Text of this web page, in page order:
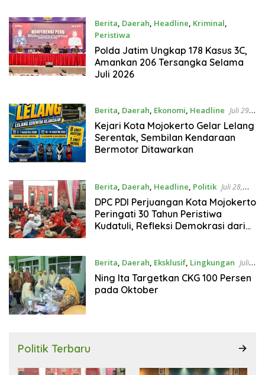
Berita, Daerah, Headline, Kriminal,
Peristiwa
Agustus 1, 2026
Polda Jatim Ungkap 178 Kasus 3C,
Amankan 206 Tersangka Selama
Juli 2026
Berita, Daerah, Ekonomi, Headline Juli 29,
2026
Kejari Kota Mojokerto Gelar Lelang
Serentak, Sembilan Kendaraan
Bermotor Ditawarkan
Berita, Daerah, Headline, Politik Juli 28,
2026
DPC PDI Perjuangan Kota Mojokerto
Peringati 30 Tahun Peristiwa
Kudatuli, Refleksi Demokrasi dari
Berita, Daerah, Eksklusif, Lingkungan Juli
23, 2026
Ning Ita Targetkan CKG 100 Persen
pada Oktober
Politik Terbaru